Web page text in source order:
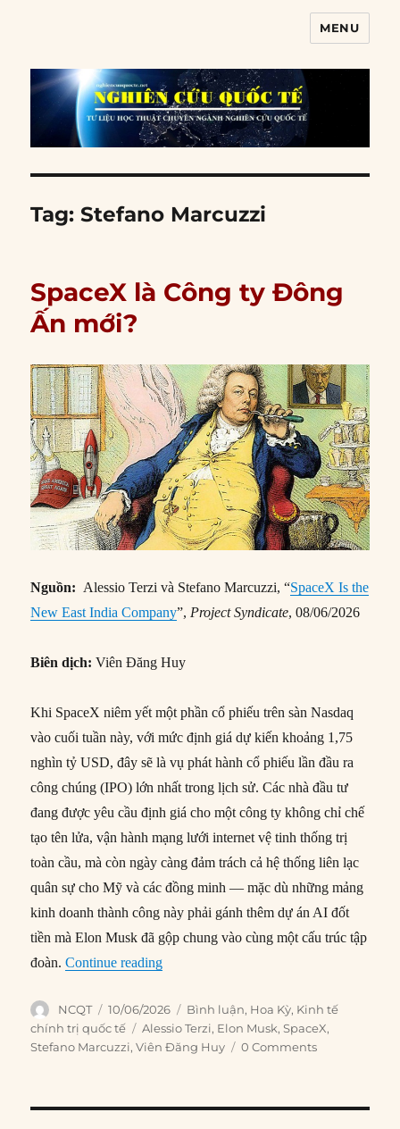
MENU
Tag:Stefano Marcuzzi
SpaceX là Công ty Đông
Ấn mới?
Nguồn: Alessio Terzi và Stefano Marcuzzi, “SpaceX Is the
New East India Company”, Project Syndicate, 08/06/2026
Biên dịch:Viên Đăng Huy
Khi SpaceX niêm yết một phần cổ phiếu trên sàn Nasdaq
vào cuối tuần này, với mức định giá dự kiến khoảng 1,75
nghìn tỷ USD, đây sẽ là vụ phát hành cổ phiếu lần đầu ra
công chúng (IPO) lớn nhất trong lịch sử. Các nhà đầu tư
đang được yêu cầu định giá cho một công ty không chỉ chế
tạo tên lửa, vận hành mạng lưới internet vệ tinh thống trị
toàn cầu, mà còn ngày càng đảm trách cả hệ thống liên lạc
quân sự cho Mỹ và các đồng minh — mặc dù những mảng
kinh doanh thành công này phải gánh thêm dự án AI đốt
tiền mà Elon Musk đã gộp chung vào cùng một cấu trúc tập
đoàn.Continue reading“SpaceX là Công ty Đông Ấn mới?”
Author
NCQT
Posted
on
10/06/2026 Categories
Bình luận, Hoa Kỳ, Kinh tế
chính trị quốc tế
Tags
Alessio Terzi, Elon Musk,SpaceX,
Stefano Marcuzzi,Viên Đăng Huy 0 Comments